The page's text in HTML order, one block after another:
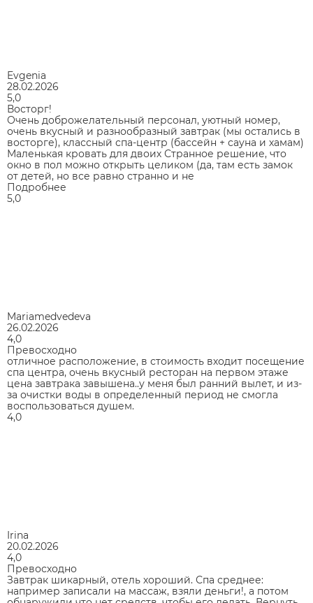
Evgenia
28.02.2026
5,0
Восторг!
Очень доброжелательный персонал, уютный номер,
очень вкусный и разнообразный завтрак (мы остались в
восторге), классный спа-центр (бассейн + сауна и хамам)
Маленькая кровать для двоих Странное решение, что
окно в пол можно открыть целиком (да, там есть замок
от детей, но все равно странно и не
Подробнее
5,0
Mariamedvedeva
26.02.2026
4,0
Превосходно
отличное расположение, в стоимость входит посещение
спа центра, очень вкусный ресторан на первом этаже
цена завтрака завышена..у меня был ранний вылет, и из-
за очистки воды в определенный период не смогла
воспользоваться душем.
4,0
Irina
20.02.2026
4,0
Превосходно
Завтрак шикарный, отель хороший. Спа среднее:
например записали на массаж, взяли деньги!, а потом